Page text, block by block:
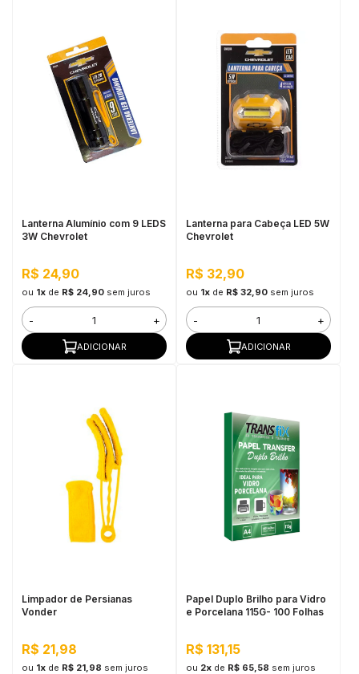
Lanterna Alumínio com 9 LEDS
3W Chevrolet
R$ 24,90
ou 1xde R$ 24,90 sem juros
- +
ADICIONAR
Lanterna para Cabeça LED 5W
Chevrolet
R$ 32,90
ou 1xde R$ 32,90 sem juros
- +
ADICIONAR
Limpador de Persianas
Vonder
R$ 21,98
ou 1xde R$ 21,98 sem juros
Papel Duplo Brilho para Vidro
e Porcelana 115G- 100 Folhas
R$ 131,15
ou 2xde R$ 65,58 sem juros